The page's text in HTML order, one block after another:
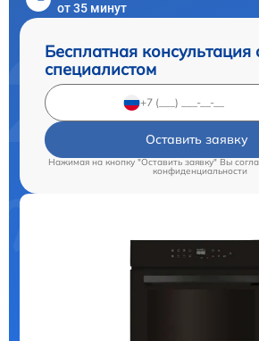
от 35 минут
Бесплатная консультация
специалистом
Оставить заявку
Нажимая на кнопку "Оставить заявку" Вы
конфиденциальности